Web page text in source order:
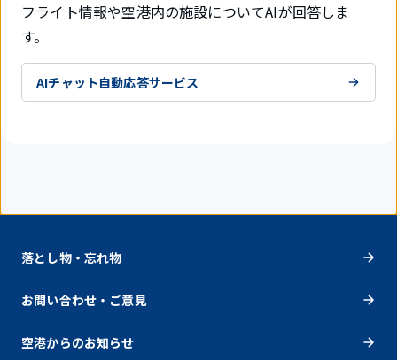
フライト情報や空港内の施設についてAIが回答しま
す。
AIチャット自動応答サービス
落とし物・忘れ物
お問い合わせ・ご意見
空港からのお知らせ